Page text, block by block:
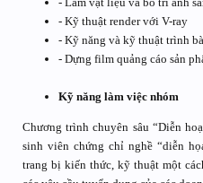
- Kỹ thuật render với V-ray
- Kỹ năng và kỹ thuật trình
- Dựng film quảng cáo sản
Kỹ năng làm việc nhóm
Chương trình chuyên sâu “Diễn
sinh viên chứng chỉ nghề “diễn
trang bị kiến thức, kỹ thuật một